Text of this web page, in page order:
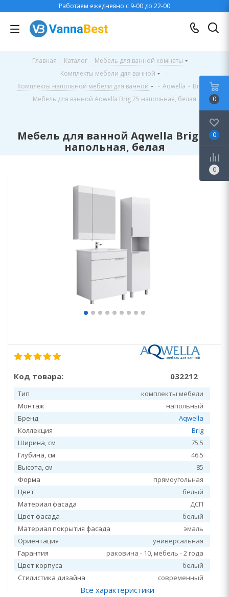
Работаем ежедневно с 9-00 до 22-00
Главная - Каталог - Мебель для ванной комнаты
-
Комплекты мебели для ванной
-
Комплекты напольной мебели для ванной
- Aqwella - Brig
Мебель для ванной Aqwella Brig 75 напольная, белая
Мебель для ванной Aqwella Brig 75
напольная, белая
Код товара: 032212
Тип
комплекты мебели
Монтаж
напольный
Бренд
Aqwella
Коллекция
Brig
Ширина, см
75.5
Глубина, см
46.5
Высота, см
85
Форма
прямоугольная
Цвет
белый
Материал фасада
ДСП
Цвет фасада
белый
Материал покрытия фасада
эмаль
Ориентация
универсальная
Гарантия
раковина - 10, мебель - 2 года
Цвет корпуса
белый
Стилистика дизайна
современный
Все характеристики
0
0
0